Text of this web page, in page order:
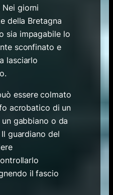
giorni
della Bretagna
sia impagabile lo
sconfinato e
lasciarlo
essere colmato
acrobatico di un
gabbiano o da
guardiano del
il fascio